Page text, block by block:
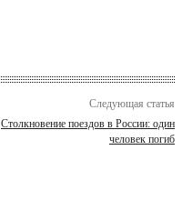
Следующая статья
Столкновение поездов в России: один
человек погиб